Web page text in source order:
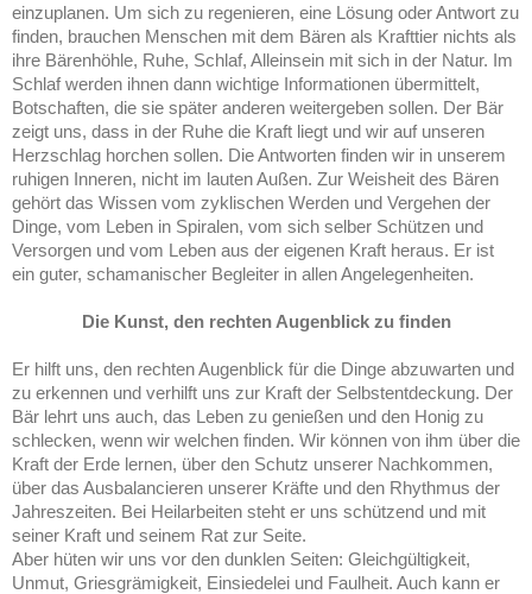
einzuplanen. Um sich zu regenieren, eine Lösung oder Antwort zu
finden, brauchen Menschen mit dem Bären als Krafttier nichts als
ihre Bärenhöhle, Ruhe, Schlaf, Alleinsein mit sich in der Natur. Im
Schlaf werden ihnen dann wichtige Informationen übermittelt,
Botschaften, die sie später anderen weitergeben sollen. Der Bär
zeigt uns, dass in der Ruhe die Kraft liegt und wir auf unseren
Herzschlag horchen sollen. Die Antworten finden wir in unserem
ruhigen Inneren, nicht im lauten Außen. Zur Weisheit des Bären
gehört das Wissen vom zyklischen Werden und Vergehen der
Dinge, vom Leben in Spiralen, vom sich selber Schützen und
Versorgen und vom Leben aus der eigenen Kraft heraus. Er ist
ein guter, schamanischer Begleiter in allen Angelegenheiten.
Die Kunst, den rechten Augenblick zu finden
Er hilft uns, den rechten Augenblick für die Dinge abzuwarten und
zu erkennen und verhilft uns zur Kraft der Selbstentdeckung. Der
Bär lehrt uns auch, das Leben zu genießen und den Honig zu
schlecken, wenn wir welchen finden. Wir können von ihm über die
Kraft der Erde lernen, über den Schutz unserer Nachkommen,
über das Ausbalancieren unserer Kräfte und den Rhythmus der
Jahreszeiten. Bei Heilarbeiten steht er uns schützend und mit
seiner Kraft und seinem Rat zur Seite.
Aber hüten wir uns vor den dunklen Seiten: Gleichgültigkeit,
Unmut, Griesgrämigkeit, Einsiedelei und Faulheit. Auch kann er